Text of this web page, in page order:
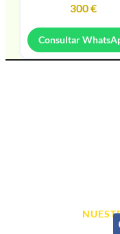
300€
Consultar